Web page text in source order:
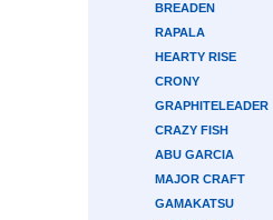
BREADEN
RAPALA
HEARTY RISE
CRONY
GRAPHITELEADER
CRAZY FISH
ABU GARCIA
MAJOR CRAFT
GAMAKATSU